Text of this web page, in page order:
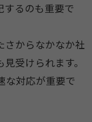
するのも重要で
さからなかなか社
受けられます。
な対応が重要で